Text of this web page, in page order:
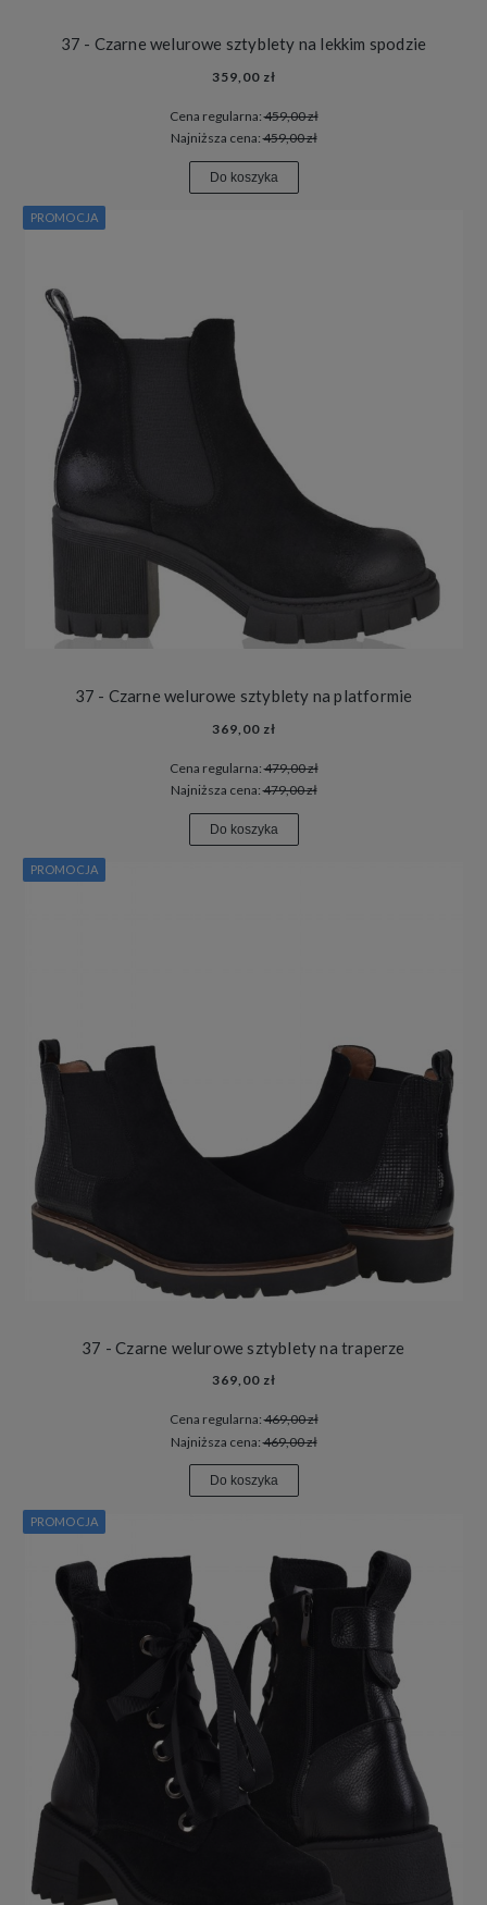
37 - Czarne welurowe sztyblety na lekkim spodzie
359,00 zł
Cena regularna:459,00 zł
Najniższa cena:459,00 zł
Do koszyka
37 - Czarne welurowe sztyblety na platformie
369,00 zł
Cena regularna:479,00 zł
Najniższa cena:479,00 zł
Do koszyka
PROMOCJA
37 - Czarne welurowe sztyblety na traperze
369,00 zł
Cena regularna:469,00 zł
Najniższa cena:469,00 zł
Do koszyka
PROMOCJA
PROMOCJA